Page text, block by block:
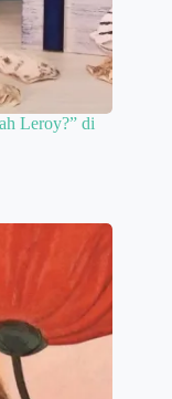
Leroy?” di